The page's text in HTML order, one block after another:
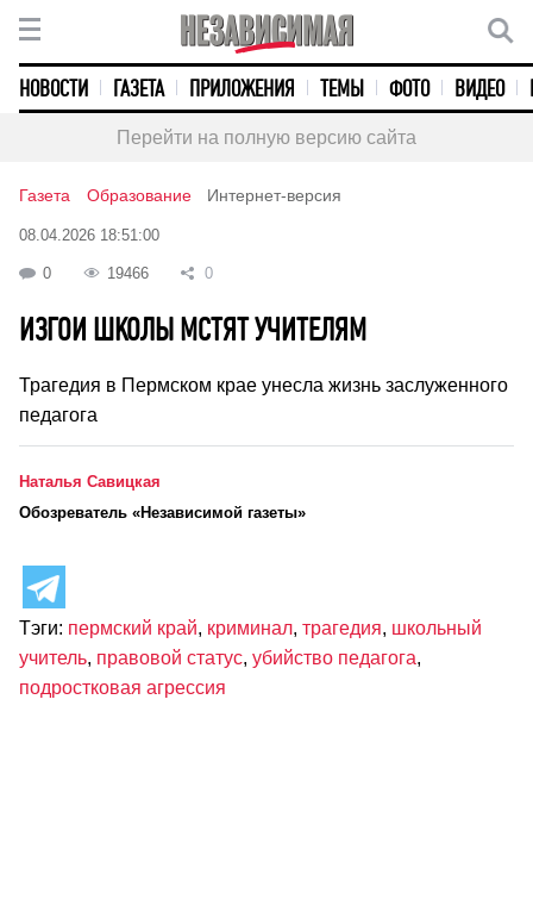
НОВОСТИ ГАЗЕТА ПРИЛОЖЕНИЯ ТЕМЫ ФОТО ВИДЕО
Перейти на полную версию сайта
Газета Образование Интернет-версия
08.04.2026 18:51:00
0 19466 0
ИЗГОИ ШКОЛЫ МСТЯТ УЧИТЕЛЯМ
Трагедия в Пермском крае унесла жизнь заслуженного
педагога
Наталья Савицкая
Обозреватель «Независимой газеты»
Тэги: пермский край, криминал, трагедия, школьный
учитель, правовой статус, убийство педагога,
подростковая агрессия